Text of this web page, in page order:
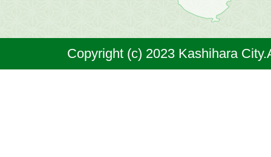
奈
良
Copyright (c) 2023 Kashihara